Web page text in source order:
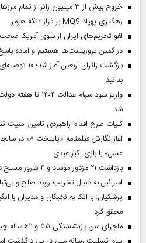
خروج بیش از ۳ میلیون زائر از تمام مرز‌های کشور
رهگیری پهپاد MQ9 بر فراز تنگه هرمز
لغو تحریم‌های ایران از سوی آمریکا صحت
در کمین تروریست‌ها هستیم و آماده
بازگشت زائران
بدانید
واریز سود سهام
شد
کلیات طرح اقدام راهبردی تامین
آغاز نگارش
عسل» با بازی اکبر عبدی
بازداشت ۲۱ مزدور موساد و ۴ شرور مسلح در استان کرمان
اسرائیل به دنبال تخریب روند صلح و
پزشکیان: با اتکا به نخبگان و مدیران با
محقق کرد
ماجرای سن بازنشستگی ۵۵ و ۶۲ ساله چیست؟